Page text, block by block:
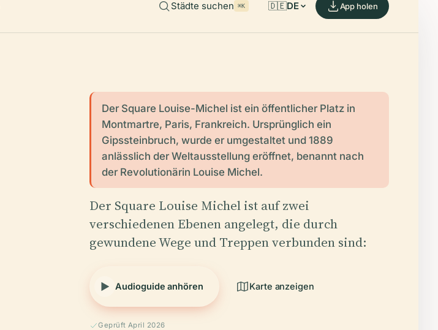
Städte suchen ⌘K 🇩🇪DE App holen
Der Square Louise-Michel ist ein öffentlicher Platz in
Montmartre, Paris, Frankreich. Ursprünglich ein
Gipssteinbruch, wurde er umgestaltet und 1889
anlässlich der Weltausstellung eröffnet, benannt nach
der Revolutionärin Louise Michel.
Der Square Louise Michel ist auf zwei
verschiedenen Ebenen angelegt, die durch
gewundene Wege und Treppen verbunden sind:
Audioguide anhören Karte anzeigen
Geprüft April 2026